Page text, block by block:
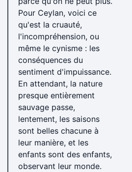
Pour Ceylan, voici ce
qu'est la cruauté,
l'incompréhension, ou
même le cynisme : les
conséquences du
sentiment d'impuissance.
En attendant, la nature
presque entièrement
sauvage passe,
lentement, les saisons
sont belles chacune à
leur manière, et les
enfants sont des enfants,
observant leur monde.